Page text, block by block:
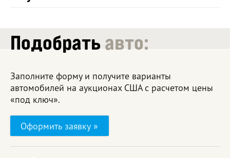
Подобратьавто:
Заполните форму и получите варианты
автомобилей на аукционах США с расчетом цены
«под ключ».
Оформить заявку »